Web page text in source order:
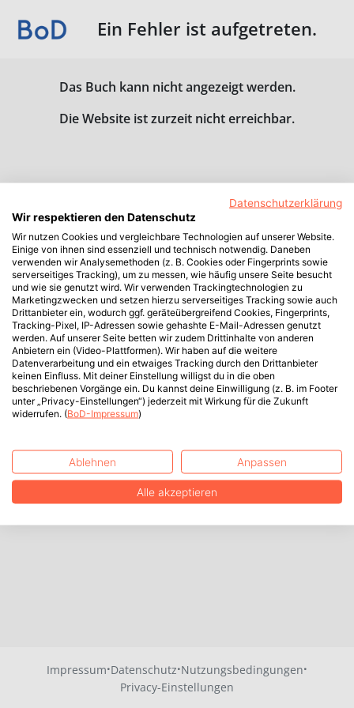
Ein Fehler ist aufgetreten.
Das Buch kann nicht angezeigt werden.
Die Website ist zurzeit nicht erreichbar.
Impressum·Datenschutz·Nutzungsbedingungen·
Privacy-Einstellungen
Datenschutzerklärung
Wir respektieren den Datenschutz
Wir nutzen Cookies und vergleichbare Technologien auf unserer Website.
Einige von ihnen sind essenziell und technisch notwendig. Daneben
verwenden wir Analysemethoden (z. B. Cookies oder Fingerprints sowie
serverseitiges Tracking), um zu messen, wie häufig unsere Seite besucht
und wie sie genutzt wird. Wir verwenden Trackingtechnologien zu
Marketingzwecken und setzen hierzu serverseitiges Tracking sowie auch
Drittanbieter ein, wodurch ggf. geräteübergreifend Cookies, Fingerprints,
Tracking-Pixel, IP-Adressen sowie gehashte E-Mail-Adressen genutzt
werden. Auf unserer Seite betten wir zudem Drittinhalte von anderen
Anbietern ein (Video-Plattformen). Wir haben auf die weitere
Datenverarbeitung und ein etwaiges Tracking durch den Drittanbieter
keinen Einfluss. Mit deiner Einstellung willigst du in die oben
beschriebenen Vorgänge ein. Du kannst deine Einwilligung (z. B. im Footer
unter „Privacy-Einstellungen“) jederzeit mit Wirkung für die Zukunft
widerrufen. (BoD-Impressum)
Ablehnen Anpassen
Alle akzeptieren